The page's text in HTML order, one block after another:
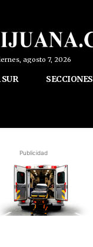
agosto 7, 2026
SECCIONES
Publicidad